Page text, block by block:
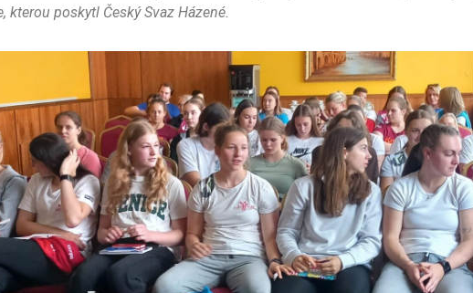
kterou poskytl Český Svaz Házené.